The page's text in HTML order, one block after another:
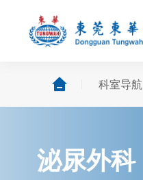
科室导航
泌尿外科